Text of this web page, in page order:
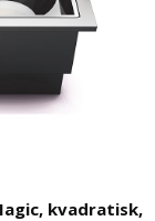
kvadratisk,